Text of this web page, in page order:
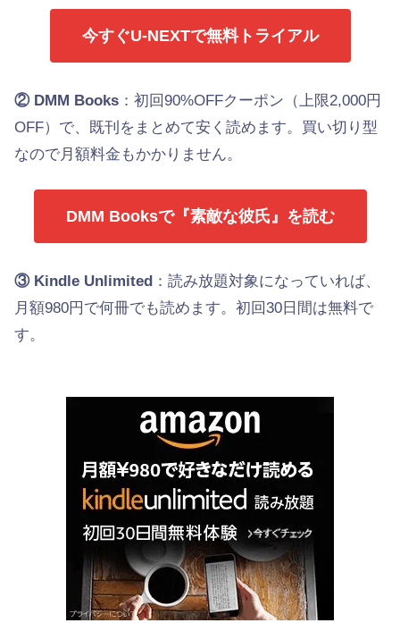
今すぐU-NEXTで無料トライアル
② DMM Books ：初回90%OFFクーポン（上限2,000円
OFF）で、既刊をまとめて安く読めます。買い切り型
なので月額料金もかかりません。
DMM Booksで『素敵な彼氏』を読む
③ Kindle Unlimited ：読み放題対象になっていれば、
月額980円で何冊でも読めます。初回30日間は無料で
す。